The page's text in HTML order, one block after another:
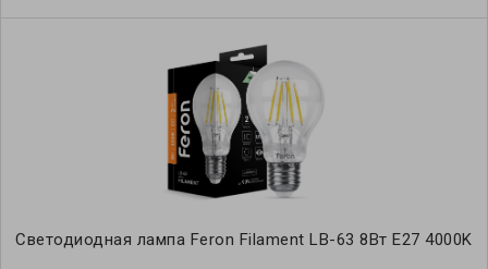
Светодиодная лампа Feron Filament LB-63 8Вт E27 4000K